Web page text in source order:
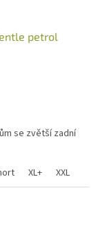
petrol
se zvětší zadní
XL+ XXL